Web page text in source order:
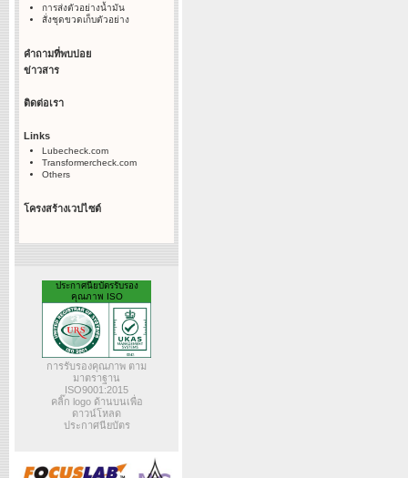
การส่งตัวอย่างน้ำมัน
สั่งชุดขวดเก็บตัวอย่าง
คำถามที่พบบ่อย
ข่าวสาร
ติดต่อเรา
Links
Lubecheck.com
Transformercheck.com
Others
โครงสร้างเวปไซต์
ประกาศนียบัตรรับรอง
คุณภาพ ISO
การรับรองคุณภาพ ตาม
มาตราฐาน
ISO9001:2015
คลิ๊ก logo ด้านบนเพื่อ
ดาวน์โหลด
ประกาศนียบัตร